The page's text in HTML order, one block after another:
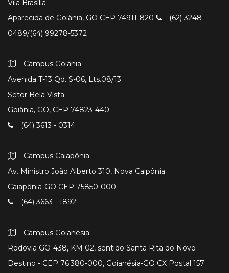
Vila Brasília
Aparecida de Goiânia, GO CEP 74911-820
(62) 3248-
0489/(64) 99278-5372
Campus Goiânia
Avenida T-13 Qd. S-06, Lts.08/13.
Setor Bela Vista
Goiânia, GO, CEP 74823-440
(64) 3613 - 0314
Campus Caiapônia
Av. Ministro João Alberto 310, Nova Caipônia
Caiapônia-GO CEP 75850-000
(64) 3663 - 1892
Campus Goianésia
Rodovia GO-438, KM 02, sentido Santa Rita do Novo
Destino - CEP 76.380-000, Goianésia-GO CX Postal 157